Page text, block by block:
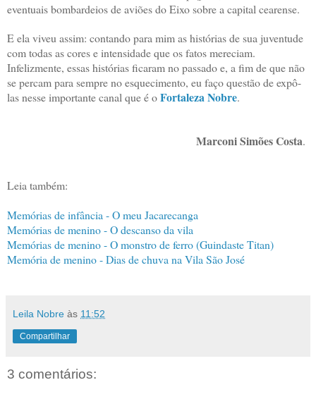
eventuais bombardeios de aviões do Eixo sobre a capital cearense.
E ela viveu assim: contando para mim as histórias de sua juventude
com todas as cores e intensidade que os fatos mereciam.
Infelizmente, essas histórias ficaram no passado e, a fim de que não
se percam para sempre no esquecimento, eu faço questão de expô-
las nesse importante canal que é oFortaleza Nobre.
Marconi Simões Costa.
Leia também:
Memórias de infância - O meu Jacarecanga
Memórias de menino - O descanso da vila
Memórias de menino - O monstro de ferro (Guindaste Titan)
Memória de menino - Dias de chuva na Vila São José
Leila Nobre às 11:52
Compartilhar
3 comentários: